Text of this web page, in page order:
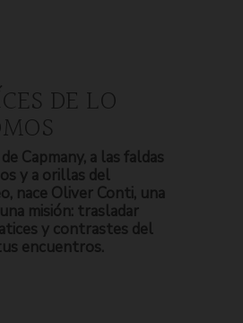
DE LO
Capmany, a las faldas
y a orillas del
nace Oliver Conti, una
misión: trasladar
y contrastes del
encuentros.